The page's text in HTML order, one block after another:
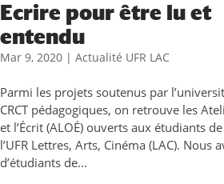
Ecrire pour être lu et
entendu
Mar 9, 2020 | Actualité UFR LAC
Parmi les projets soutenus par
CRCT pédagogiques, on retrouve les
et l’Écrit (ALOÉ) ouverts aux étudiants
l’UFR Lettres, Arts, Cinéma (LAC). Nous
d’étudiants de...